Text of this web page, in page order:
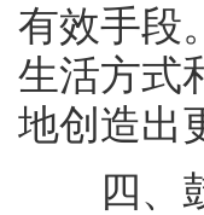
有效手段
生活方式
地创造出
四、鼓